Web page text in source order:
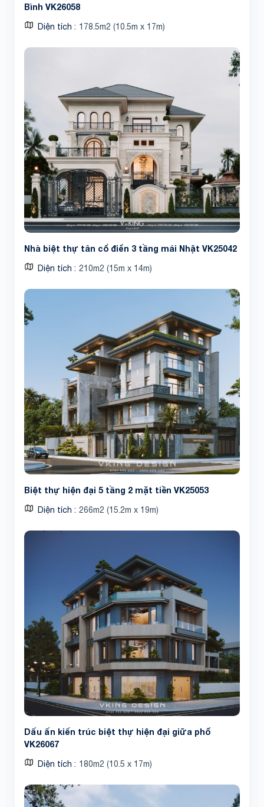
Bình VK26058
Diện tích 178.5m2 (10.5m x 17m)
Nhà biệt thự tân cổ điển 3 tầng mái Nhật VK25042
Diện tích 210m2 (15m x 14m)
Biệt thự hiện đại 5 tầng 2 mặt tiền VK25053
Diện tích 266m2 (15.2m x 19m)
Dấu ấn kiến trúc biệt thự hiện đại giữa phố
VK26067
Diện tích 180m2 (10.5 x 17m)